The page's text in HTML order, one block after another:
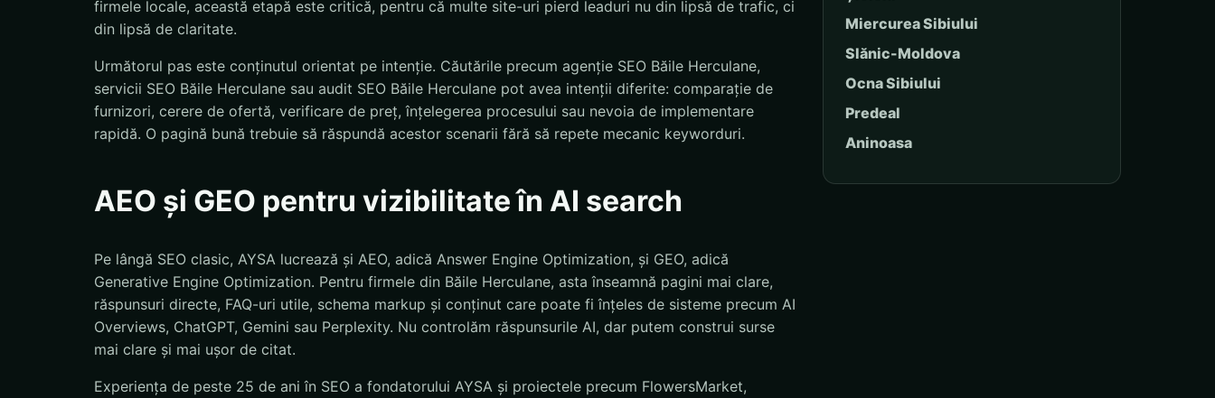
firmele locale, această etapă este critică, pentru că multe site-uri pierd leaduri nu din lipsă de trafic, ci
din lipsă de claritate.
Următorul pas este conținutul orientat pe intenție. Căutările precum agenție SEO Băile Herculane,
servicii SEO Băile Herculane sau audit SEO Băile Herculane pot avea intenții diferite: comparație de
furnizori, cerere de ofertă, verificare de preț, înțelegerea procesului sau nevoia de implementare
rapidă. O pagină bună trebuie să răspundă acestor scenarii fără să repete mecanic keyworduri.
AEO și GEO pentru vizibilitate în AI search
Pe lângă SEO clasic, AYSA lucrează și AEO, adică Answer Engine Optimization, și GEO, adică
Generative Engine Optimization. Pentru firmele din Băile Herculane, asta înseamnă pagini mai clare,
răspunsuri directe, FAQ-uri utile, schema markup și conținut care poate fi înțeles de sisteme precum AI
Overviews, ChatGPT, Gemini sau Perplexity. Nu controlăm răspunsurile AI, dar putem construi surse
mai clare și mai ușor de citat.
Experiența de peste 25 de ani în SEO a fondatorului AYSA și proiectele precum FlowersMarket,
Miercurea Sibiului
Slănic-Moldova
Ocna Sibiului
Predeal
Aninoasa